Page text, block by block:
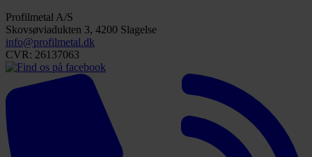
Profilmetal A/S
Skovsøviadukten 3, 4200 Slagelse
info@profilmetal.dk
CVR: 26137063